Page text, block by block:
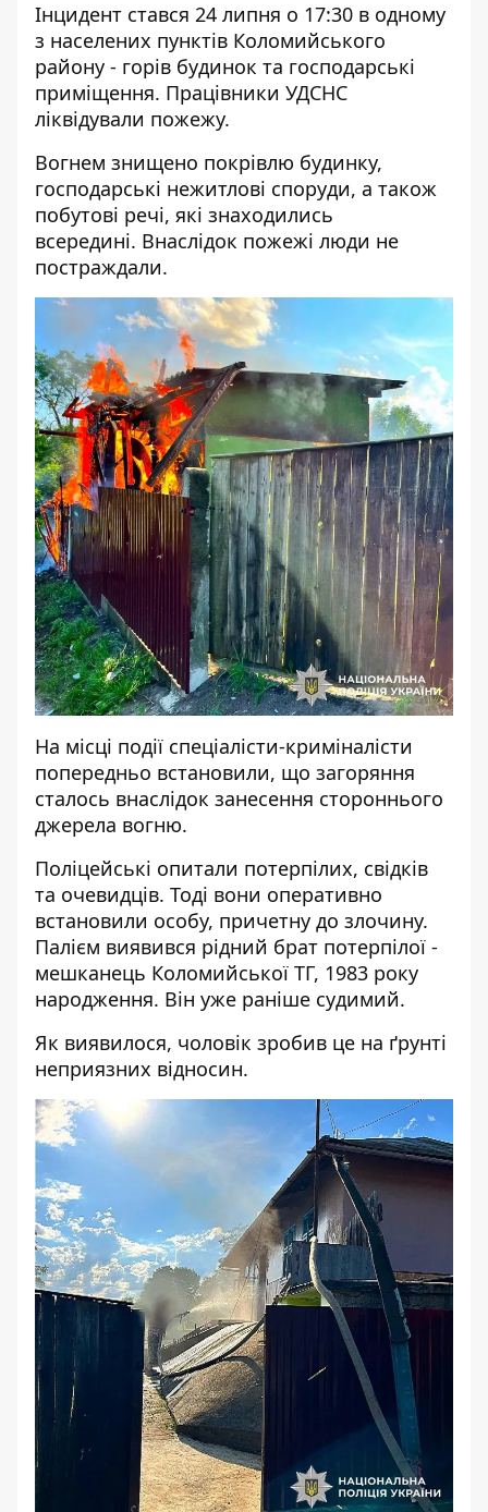
Інцидент стався 24 липня о 17:30 в одному
з населених пунктів Коломийського
району - горів будинок та господарські
приміщення. Працівники УДСНС
ліквідували пожежу.
Вогнем знищено покрівлю будинку,
господарські нежитлові споруди, а також
побутові речі, які знаходились
всередині. Внаслідок пожежі люди не
постраждали.
На місці події спеціалісти-криміналісти
попередньо встановили, що загоряння
сталось внаслідок занесення стороннього
джерела вогню.
Поліцейські опитали потерпілих, свідків
та очевидців. Тоді вони оперативно
встановили особу, причетну до злочину.
Палієм виявився рідний брат потерпілої -
мешканець Коломийської ТГ, 1983 року
народження. Він уже раніше судимий.
Як виявилося, чоловік зробив це на ґрунті
неприязних відносин.